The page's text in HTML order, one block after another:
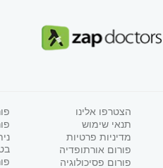
הצטרפו אלינו
תנאי שימוש
מדיניות פרטיות
פורום אורתופדיה
פורום פסיכולוגיה